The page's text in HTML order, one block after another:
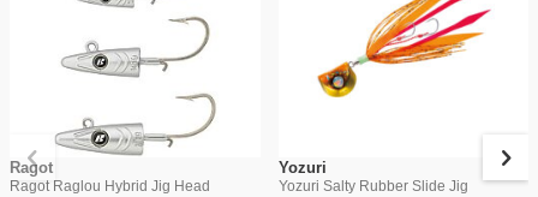
Ragot
Ragot Raglou Hybrid Jig Head
Yozuri
Yozuri Salty Rubber Slide Jig